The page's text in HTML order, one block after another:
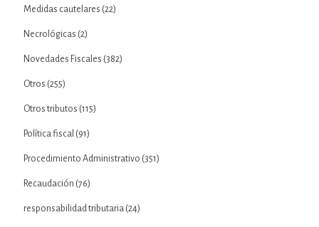
Medidas cautelares (22)
Necrológicas (2)
Novedades Fiscales (382)
Otros (255)
Otros tributos (115)
Política fiscal (91)
Procedimiento Administrativo (351)
Recaudación (76)
responsabilidad tributaria (24)